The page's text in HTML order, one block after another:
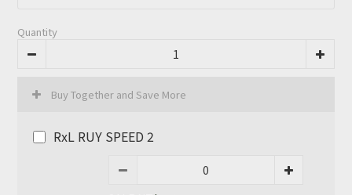
Quantity
Buy Together and Save More
RxL RUY SPEED 2